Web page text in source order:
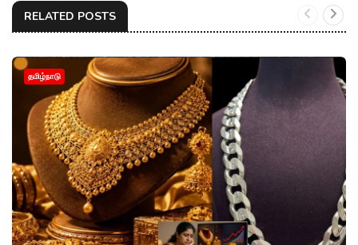
RELATED POSTS
தமிழ்நாடு